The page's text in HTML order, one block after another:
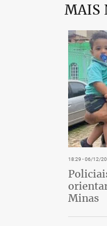
MAIS
18:29 - 06/12/
Minas